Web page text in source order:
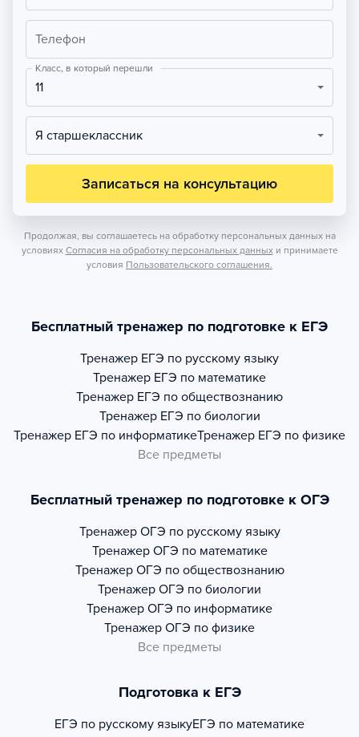
Телефон
Класс, в который перешли
11
Я старшеклассник
Записаться на консультацию
Продолжая, вы соглашаетесь на обработку персональных данных на
условиях Согласия на обработку персональных данных и принимаете
условия Пользовательского соглашения.
Бесплатный тренажер по подготовке к ЕГЭ
Тренажер ЕГЭ по русскому языку
Тренажер ЕГЭ по математике
Тренажер ЕГЭ по обществознанию
Тренажер ЕГЭ по биологии
Тренажер ЕГЭ по информатикеТренажер ЕГЭ по физике
Все предметы
Бесплатный тренажер по подготовке к ОГЭ
Тренажер ОГЭ по русскому языку
Тренажер ОГЭ по математике
Тренажер ОГЭ по обществознанию
Тренажер ОГЭ по биологии
Тренажер ОГЭ по информатике
Тренажер ОГЭ по физике
Все предметы
Подготовка к ЕГЭ
ЕГЭ по русскому языкуЕГЭ по математике